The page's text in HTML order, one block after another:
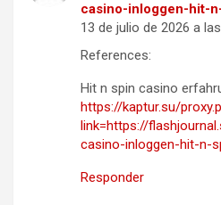
casino-inloggen-hit-
13 de julio de 2026 a
References:
Hit n spin casino
https://kaptur.su/
link=https://
casino-inloggen-hit-n-
Responder